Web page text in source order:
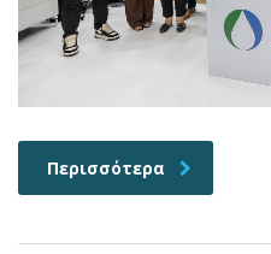
Περισσότερα